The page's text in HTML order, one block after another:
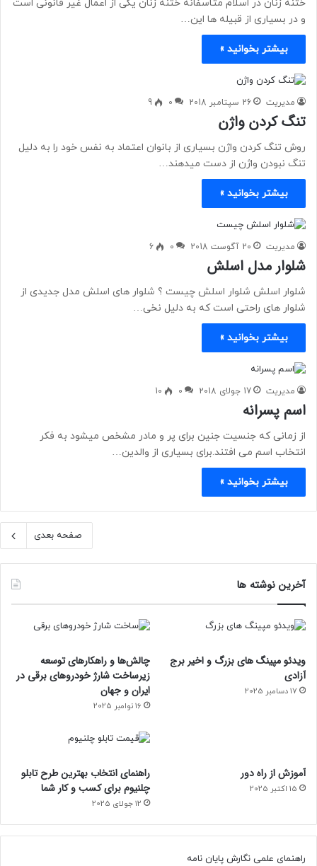
ختنه زنان در اسلام متاسفانه ختنه زنان یکی از اعمال غیر قانونی است
و در بسیاری از قبیله ها این…
بیشتر بخوانید »
مدیریت 26 سپتامبر 2018 0
9
تنگ کردن واژن
روش تنگ کردن واژن بسیاری از بانوان اعتماد به نفس خود را به دلیل
تنگ نبودن واژن از دست میدهند…
بیشتر بخوانید »
مدیریت 20 آگوست 2018 0
6
شلوار مدل اسلش
شلوار اسلش شلوار اسلش چیست ؟ شلوار های اسلش مدل جدیدی از
شلوار های راحتی است که به دلیل نخی…
بیشتر بخوانید »
مدیریت 17 جولای 2018 0
10
اسم پسرانه
از زمانی که جنسیت جنین برای پر و مادر مشخص میشود به فکر
انتخاب اسم می افتند.برای بسیاری از والدین…
بیشتر بخوانید »
صفحه بعدی
آخرین نوشته ها
ویدئو مپینگ های بزرگ و اخیر برج
آزادی
17 دسامبر 2025
چالش‌ها و راهکارهای توسعه
زیرساخت شارژ خودروهای برقی در
ایران و جهان
16 نوامبر 2025
آموزش از راه دور
15 اکتبر 2025
راهنمای انتخاب بهترین طرح تابلو
چلنیوم برای کسب و کار شما
12 جولای 2025
راهنمای علمی نگارش پایان نامه